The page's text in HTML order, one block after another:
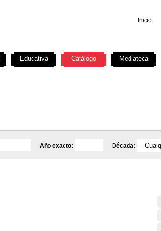
Inicio
Año exacto: Década:
Educativa Catálogo Mediateca